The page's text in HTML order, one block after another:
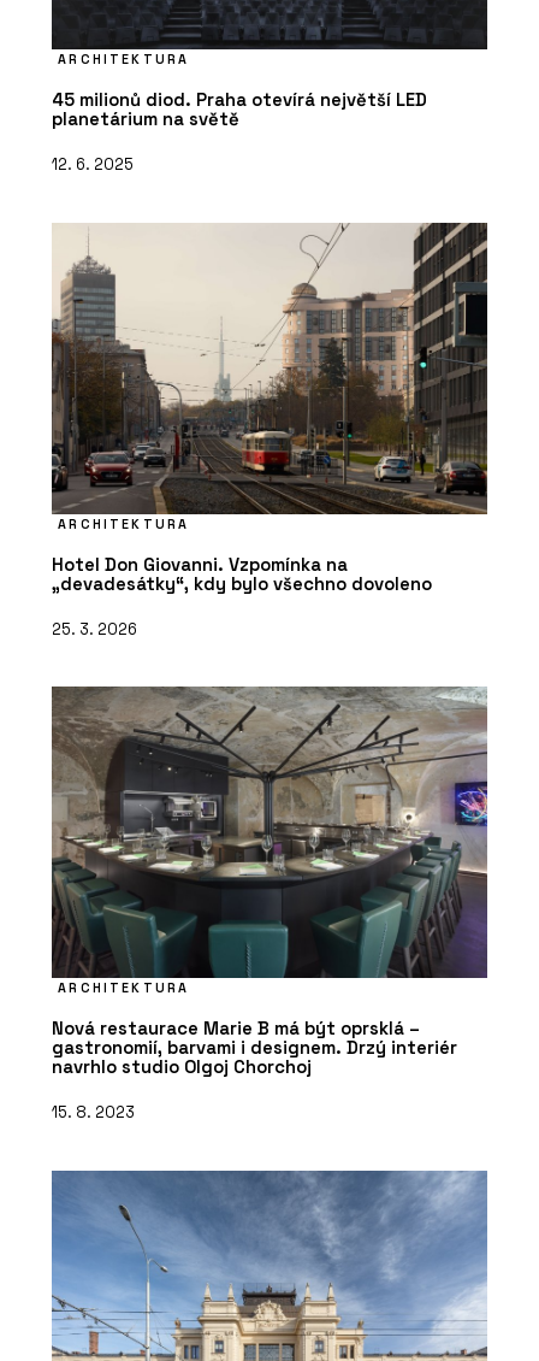
ARCHITEKTURA
45 milionů diod. Praha otevírá největší LED
planetárium na světě
12. 6. 2025
ARCHITEKTURA
Hotel Don Giovanni. Vzpomínka na
„devadesátky“, kdy bylo všechno dovoleno
25. 3. 2026
ARCHITEKTURA
Nová restaurace Marie B má být oprsklá –
gastronomií, barvami i designem. Drzý interiér
navrhlo studio Olgoj Chorchoj
15. 8. 2023